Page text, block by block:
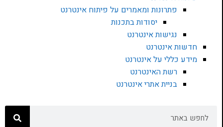
פתרונות ומאמרים על פיתוח אינטרנט
יסודות בתכנות
נגישות אינטרנט
חדשות אינטרנט
מידע כללי על אינטרנט
רשת האינטרנט
בניית אתרי אינטרנט